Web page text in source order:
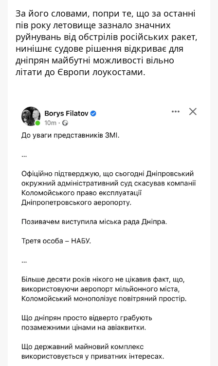
За його словами, попри те, що за останні
пів року летовище зазнало значних
руйнувань від обстрілів російських ракет,
нинішнє судове рішення відкриває для
дніпрян майбутні можливості вільно
літати до Європи лоукостами.